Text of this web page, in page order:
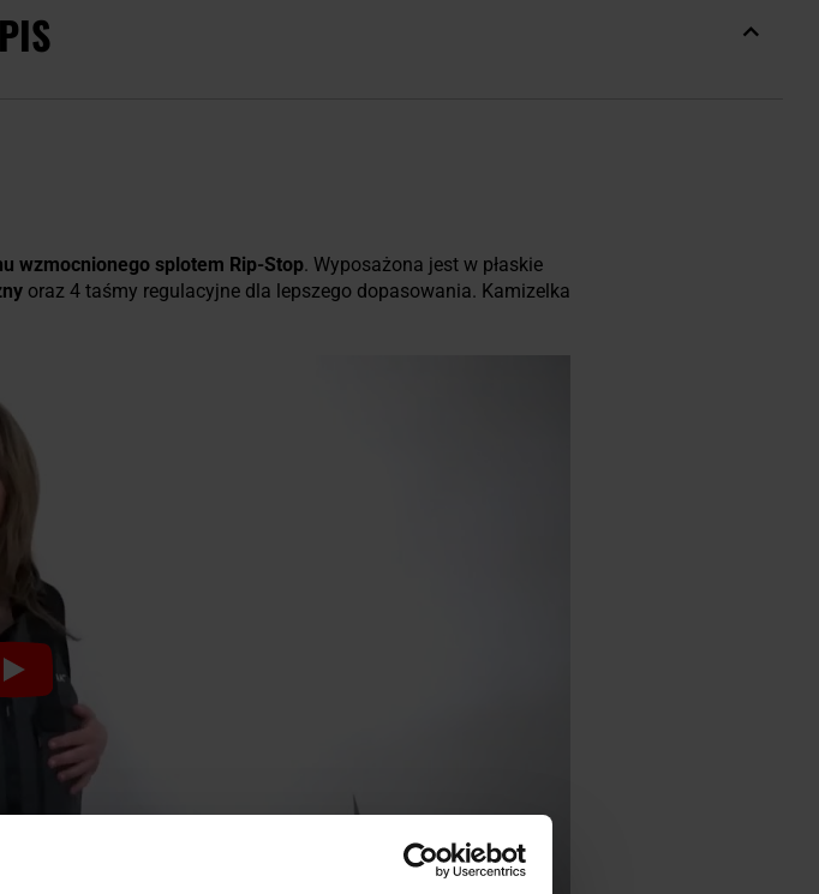
wzmocnionego splotem Rip-Stop. Wyposażona jest w płaskie
oraz 4 taśmy regulacyjne dla lepszego dopasowania. Kamizelka